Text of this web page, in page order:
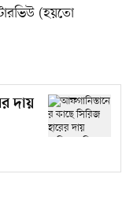
(হয়তো
দায়